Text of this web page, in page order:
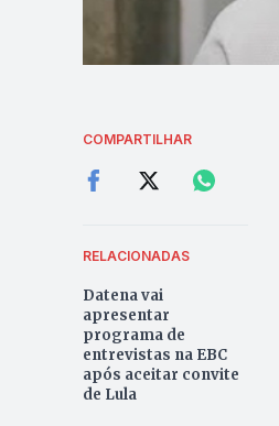
COMPARTILHAR
RELACIONADAS
Datena vai
apresentar
programa de
entrevistas na EBC
após aceitar convite
de Lula